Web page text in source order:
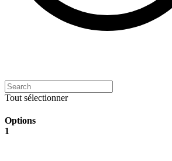
Tout sélectionner
Options
1